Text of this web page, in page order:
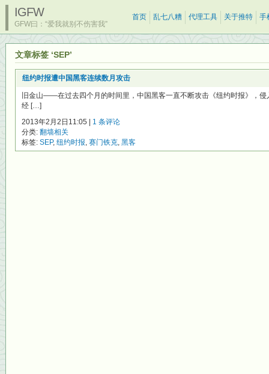
IGFW
GFW曰：“爱我就别不伤害我”
首页 乱七八糟 代理工具 关于推特 手
文章标签 ‘SEP’
纽约时报遭中国黑客连续数月攻击
旧金山——在过去四个月的时间里，中国黑客一直不断攻击《纽约时报》，
经 […]
2013年2月2日11:05 | 1 条评论
分类: 翻墙相关
标签: SEP, 纽约时报, 赛门铁克, 黑客